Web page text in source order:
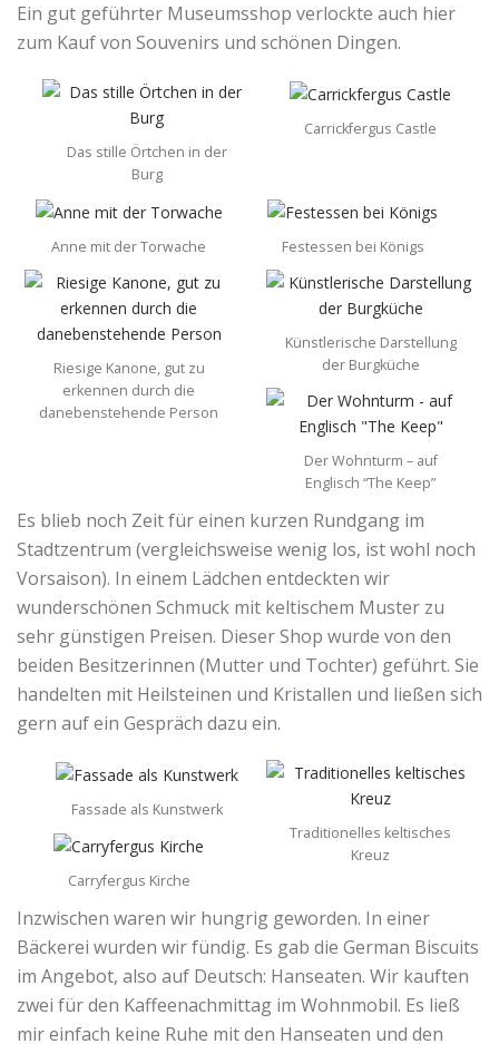
Ein gut geführter Museumsshop verlockte auch hier
zum Kauf von Souvenirs und schönen Dingen.
Carrickfergus Castle
Das stille Örtchen in der
Burg
Anne mit der Torwache Festessen bei Königs
Künstlerische Darstellung
der Burgküche
Riesige Kanone, gut zu
erkennen durch die
danebenstehende Person
Der Wohnturm – auf
Englisch “The Keep”
Es blieb noch Zeit für einen kurzen Rundgang im
Stadtzentrum (vergleichsweise wenig los, ist wohl noch
Vorsaison). In einem Lädchen entdeckten wir
wunderschönen Schmuck mit keltischem Muster zu
sehr günstigen Preisen. Dieser Shop wurde von den
beiden Besitzerinnen (Mutter und Tochter) geführt. Sie
handelten mit Heilsteinen und Kristallen und ließen sich
gern auf ein Gespräch dazu ein.
Traditionelles keltisches
Kreuz
Fassade als Kunstwerk
Carryfergus Kirche
Inzwischen waren wir hungrig geworden. In einer
Bäckerei wurden wir fündig. Es gab die German Biscuits
im Angebot, also auf Deutsch: Hanseaten. Wir kauften
zwei für den Kaffeenachmittag im Wohnmobil. Es ließ
mir einfach keine Ruhe mit den Hanseaten und den